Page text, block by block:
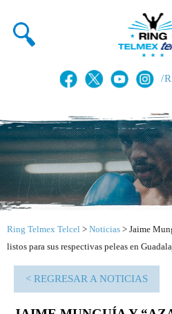
/
Ring Telmex Telcel > Noticias > Jaime
listos para sus respectivas peleas en
< REGRESAR A NOTICIAS